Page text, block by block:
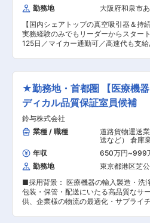
勤務地
大阪府和泉市
【国内シェアトップの真空吸引器＆持
実務経験のみでもリーダーからスター
125日／マイカー通勤可／高速代も支給あ
企業である当社において、自社開発の
（クラスⅠ〜Ⅲ）の薬事（安全管理およ
リーダーとして、実務およびメンバー
ジメントを担当いただきます。 ■担当業務： ・
医療機器の安全管理（安全情報の収集、
の立案） ・薬事法の改正に伴う対応 ・
新医療機器の薬事申請 ※海外の認証機
取りもあり、現在はエイミーという製
開に向けてMDR申請にも取り組んでいま
同社の製品： 製品一覧：https://
iki.co.jp/iryo/seihin.html ・オリジナル
「COOPDECH」（クーデック）は、医
広く認められています。 ★中でも真空
続注入器ではそれぞれ国内シェアNo.1
ます。 ■組織構成：3名 └課長(50代)、メンバー
(30代1名、20代1名) リーダーポジショ
★勤務地・首都圏 【医療機
ディカル品質保証室員候補
鈴与株式会社
業種 / 職種
道路貨物運送
送など） 倉庫
質管理・品質
療機器安全管理
年収 650万円~999
勤務地
東京都港区芝
■採用背景： 医療機器の輸入製造・洗
包装・保管・配送にいたる高品質なサ
供、企業様の物流の最適化・サプライ